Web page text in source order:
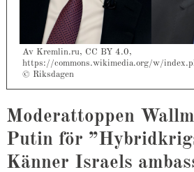
Av Kremlin.ru, CC BY 4.0,
https://commons.wikimedia.org/w/
© Riksdagen
Moderattoppen
Putin för
Känner Israels